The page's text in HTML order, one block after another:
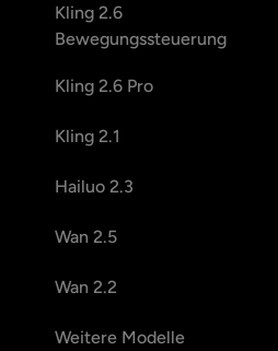
Kling 2.6
Bewegungssteuerung
Kling 2.6 Pro
Kling 2.1
Hailuo 2.3
Wan 2.5
Wan 2.2
Weitere Modelle